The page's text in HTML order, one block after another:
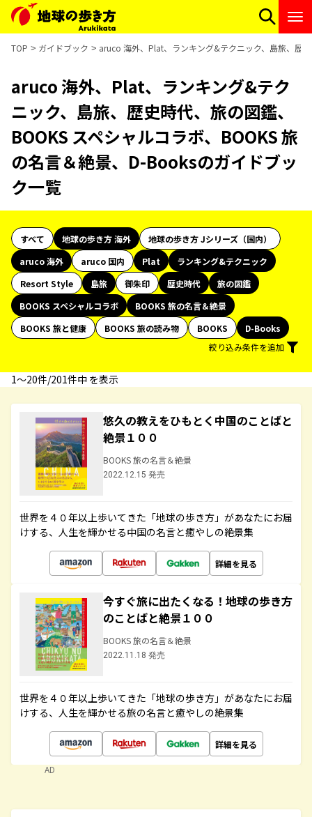
TOP ガイドブック aruco 海外、Plat、ランキング&テクニック、島旅、歴
aruco 海外、Plat、ランキング&テク
ニック、島旅、歴史時代、旅の図鑑、
BOOKS スペシャルコラボ、BOOKS 旅
の名言＆絶景、D-Booksのガイドブッ
ク一覧
すべて 地球の歩き方 海外
地球の歩き方 Jシリーズ（国内）
aruco 海外
aruco 国内 Plat
ランキング&テクニック
Resort Style
島旅 御朱印 歴史時代
旅の図鑑
BOOKS スペシャルコラボ
BOOKS 旅の名言＆絶景
BOOKS 旅と健康
BOOKS 旅の読み物 BOOKS
D-Books
絞り込み条件を追加
1〜20件/201件中 を表示
悠久の教えをひもとく中国のことばと
絶景１００
BOOKS 旅の名言＆絶景
2022.12.15 発売
世界を４０年以上歩いてきた「地球の歩き方」があなたにお届
けする、人生を輝かせる中国の名言と癒やしの絶景集
詳細を見る
今すぐ旅に出たくなる！地球の歩き方
のことばと絶景１００
BOOKS 旅の名言＆絶景
2022.11.18 発売
世界を４０年以上歩いてきた「地球の歩き方」があなたにお届
けする、人生を輝かせる旅の名言と癒やしの絶景集
詳細を見る
AD